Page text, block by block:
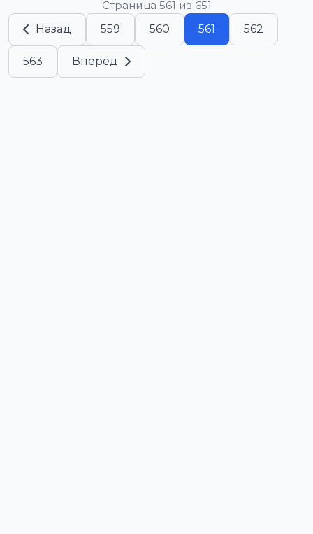
Страница 561 из 651
Назад
559 560 561 562
563 Вперед